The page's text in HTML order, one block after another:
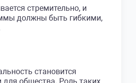
стремительно, и
должны быть гибкими,
становится